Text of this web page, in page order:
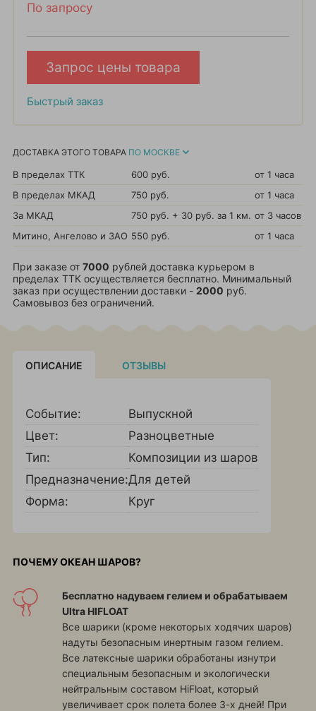
По запросу
Запрос цены товара
Быстрый заказ
ДОСТАВКА ЭТОГО ТОВАРА ПО МОСКВЕ
В пределах ТТК 600 руб.
от 1 часа
В пределах МКАД
750 руб.
от 1 часа
За МКАД
750 руб. + 30 руб. за 1 км. от 3 часов
Митино, Ангелово и ЗАО 550 руб. от 1 часа
При заказе от 7000 рублей доставка курьером в
пределах ТТК осуществляется бесплатно. Минимальный
заказ при осуществлении доставки - 2000 руб.
Самовывоз без ограничений.
ОПИСАНИЕ ОТЗЫВЫ
Событие:
Выпускной
Цвет:
Разноцветные
Тип:
Композиции из шаров
Предназначение:Для детей
Форма:
Круг
ПОЧЕМУ ОКЕАН ШАРОВ?
Бесплатно надуваем гелием и обрабатываем
Ultra HIFLOAT
Все шарики (кроме некоторых ходячих шаров)
надуты безопасным инертным газом гелием.
Все латексные шарики обработаны изнутри
специальным безопасным и экологически
нейтральным составом HiFloat, который
увеличивает срок полета более 3-х дней! При